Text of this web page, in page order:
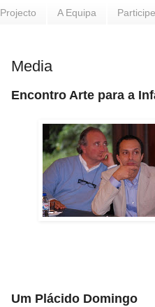
Projecto A Equipa
Media
Encontro Arte para a
Um Plácido Domingo